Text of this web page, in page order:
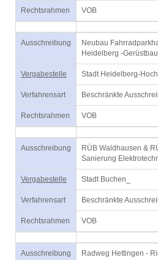
Rechtsrahmen VOB
Ausschreibung
Neubau
Heidelberg -
Vergabestelle Stadt Heidelberg-
Verfahrensart Beschränkte
Rechtsrahmen VOB
Ausschreibung
RÜB Waldhausen &
Sanierung
Vergabestelle Stadt Buchen_
Verfahrensart Beschränkte
Rechtsrahmen VOB
Ausschreibung
Radweg Hettingen -